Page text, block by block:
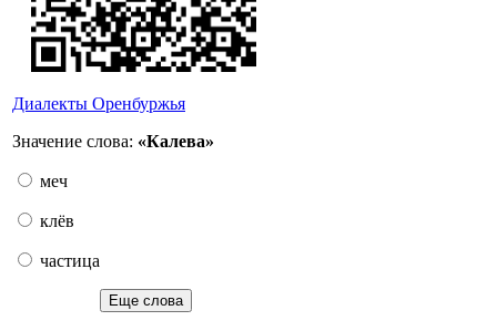
Диалекты Оренбуржья
Значение слова: «Калева»
меч
клёв
частица
Еще слова